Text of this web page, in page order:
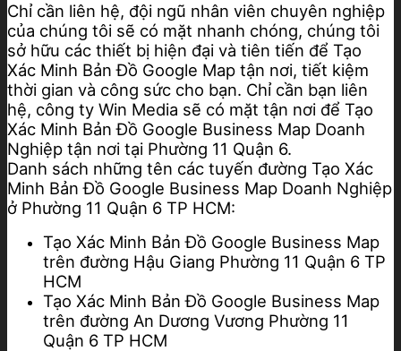
Chỉ cần liên hệ, đội ngũ nhân viên chuyên nghiệp
của chúng tôi sẽ có mặt nhanh chóng, chúng tôi
sở hữu các thiết bị hiện đại và tiên tiến để Tạo
Xác Minh Bản Đồ Google Map tận nơi, tiết kiệm
thời gian và công sức cho bạn. Chỉ cần bạn liên
hệ, công ty Win Media sẽ có mặt tận nơi để Tạo
Xác Minh Bản Đồ Google Business Map Doanh
Nghiệp tận nơi tại Phường 11 Quận 6.
Danh sách những tên các tuyến đường Tạo Xác
Minh Bản Đồ Google Business Map Doanh Nghiệp
ở Phường 11 Quận 6 TP HCM:
Tạo Xác Minh Bản Đồ Google Business Map
trên đường Hậu Giang Phường 11 Quận 6 TP
HCM
Tạo Xác Minh Bản Đồ Google Business Map
trên đường An Dương Vương Phường 11
Quận 6 TP HCM